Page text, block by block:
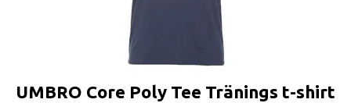
UMBRO Core Poly Tee Tränings t-shirt